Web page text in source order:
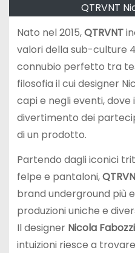
QTRVNT
Nato nel 2015,QTRVNT
valori della sub-culture
connubio perfetto tra
filosofia il cui designer
capi e negli eventi, dove
divertimento dei
di un prodotto.
Partendo dagli iconici
felpe e pantaloni,
brand underground più
produzioni uniche e
Il designer Nicola Fabozzi
intuizioni riesce a